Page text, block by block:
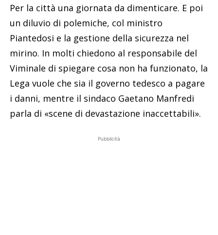
Per la città una giornata da dimenticare. E poi
un diluvio di polemiche, col ministro
Piantedosi e la gestione della sicurezza nel
mirino. In molti chiedono al responsabile del
Viminale di spiegare cosa non ha funzionato, la
Lega vuole che sia il governo tedesco a pagare
i danni, mentre il sindaco Gaetano Manfredi
parla di «scene di devastazione inaccettabili».
Pubblicità